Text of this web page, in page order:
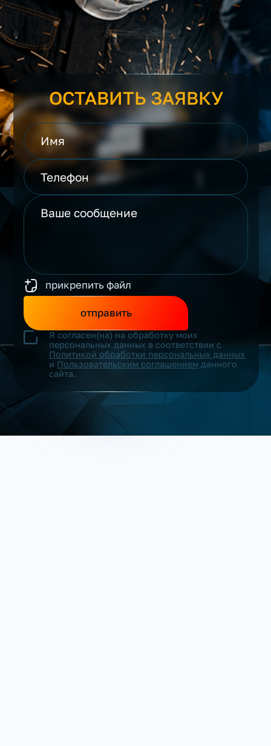
ОСТАВИТЬ ЗАЯВКУ
прикрепить файл
отправить
Я согласен(на) на обработку моих
персональных данных в соответствии с
Политикой обработки персональных данных
и Пользовательским соглашением данного
сайта.